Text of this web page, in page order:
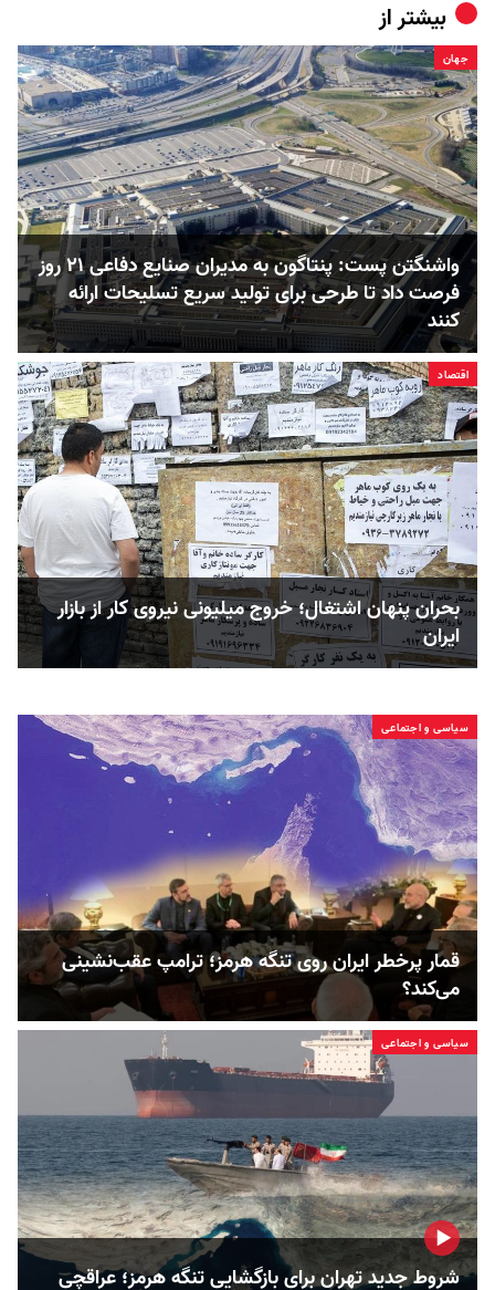
بیشتر از
جهان
واشنگتن پست: پنتاگون به مدیران صنایع دفاعی ۲۱ روز
فرصت داد تا طرحی برای تولید سریع تسلیحات ارائه
کنند
اقتصاد
بحران پنهان اشتغال؛ خروج میلیونی نیروی کار از بازار
ایران
سیاسی و اجتماعی
قمار پرخطر ایران روی تنگه هرمز؛ ترامپ عقب‌نشینی
می‌کند؟
سیاسی و اجتماعی
شروط جدید تهران برای بازگشایی تنگه هرمز؛ عراقچی